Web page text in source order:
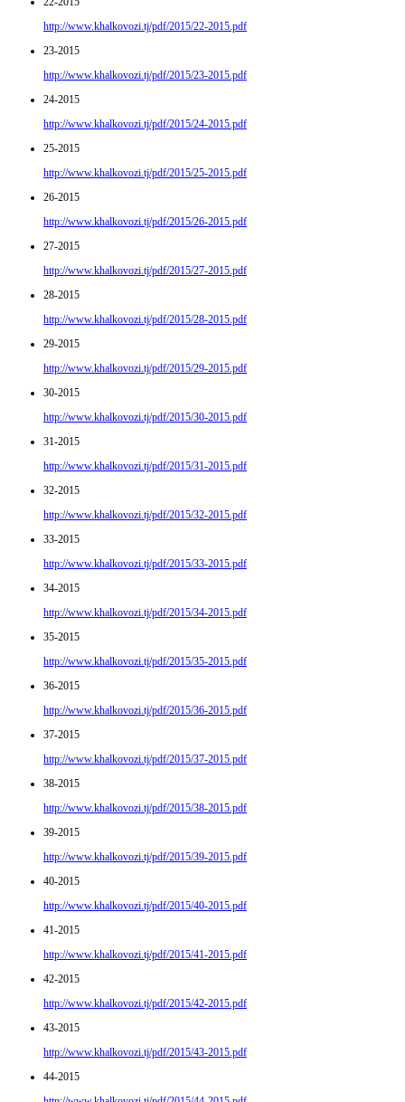
http://www.khalkovozi.tj/pdf/2015/22-2015.pdf
23-2015
http://www.khalkovozi.tj/pdf/2015/23-2015.pdf
24-2015
http://www.khalkovozi.tj/pdf/2015/24-2015.pdf
25-2015
http://www.khalkovozi.tj/pdf/2015/25-2015.pdf
26-2015
http://www.khalkovozi.tj/pdf/2015/26-2015.pdf
27-2015
http://www.khalkovozi.tj/pdf/2015/27-2015.pdf
28-2015
http://www.khalkovozi.tj/pdf/2015/28-2015.pdf
29-2015
http://www.khalkovozi.tj/pdf/2015/29-2015.pdf
30-2015
http://www.khalkovozi.tj/pdf/2015/30-2015.pdf
31-2015
http://www.khalkovozi.tj/pdf/2015/31-2015.pdf
32-2015
http://www.khalkovozi.tj/pdf/2015/32-2015.pdf
33-2015
http://www.khalkovozi.tj/pdf/2015/33-2015.pdf
34-2015
http://www.khalkovozi.tj/pdf/2015/34-2015.pdf
35-2015
http://www.khalkovozi.tj/pdf/2015/35-2015.pdf
36-2015
http://www.khalkovozi.tj/pdf/2015/36-2015.pdf
37-2015
http://www.khalkovozi.tj/pdf/2015/37-2015.pdf
38-2015
http://www.khalkovozi.tj/pdf/2015/38-2015.pdf
39-2015
http://www.khalkovozi.tj/pdf/2015/39-2015.pdf
40-2015
http://www.khalkovozi.tj/pdf/2015/40-2015.pdf
41-2015
http://www.khalkovozi.tj/pdf/2015/41-2015.pdf
42-2015
http://www.khalkovozi.tj/pdf/2015/42-2015.pdf
43-2015
http://www.khalkovozi.tj/pdf/2015/43-2015.pdf
44-2015